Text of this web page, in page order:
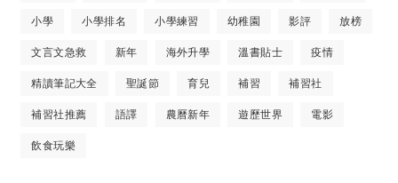
小學 小學排名 小學練習 幼稚園 影評 放榜
文言文急救 新年 海外升學 溫書貼士 疫情
精讀筆記大全 聖誕節 育兒 補習 補習社
補習社推薦 語譯 農曆新年 遊歷世界 電影
飲食玩樂